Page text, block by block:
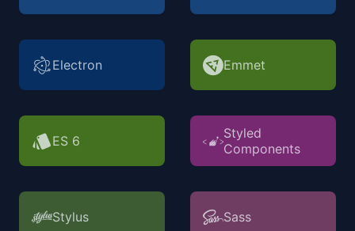
Electron Emmet
ES 6
Styled
Components
Stylus Sass